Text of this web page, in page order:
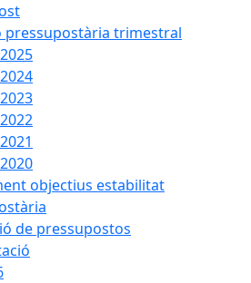
pressupostària trimestral
objectius estabilitat
de pressupostos